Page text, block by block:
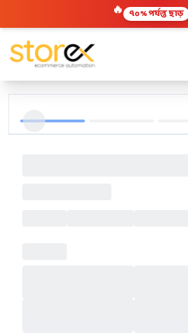
🔥 ৭০% পর্যন্ত ছাড়